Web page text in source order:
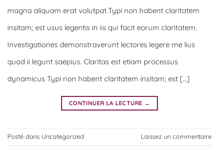
magna aliquam erat volutpat.Typi non habent claritatem
insitam; est usus legentis in iis qui facit eorum claritatem.
Investigationes demonstraverunt lectores legere me lius
quod ii legunt saepius. Claritas est etiam processus
dynamicus Typi non habent claritatem insitam; est […]
CONTINUER LA LECTURE →
Posté dans Uncategorized Laissez un commentaire